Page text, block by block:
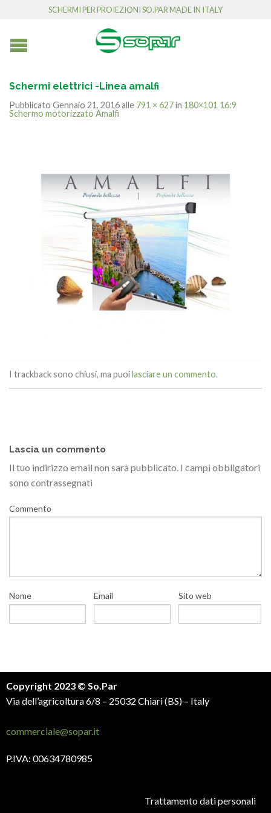
SCHERMI PER PROIEZIONI SO.PAR MADE IN ITALY
Schermi elettrici -Linea amalfi
Pubblicato Gennaio 21, 2016alle 791 × 627in 180×101 16:9
Schermo motorizzato Amalfi
I trackback sono chiusi, ma puoilasciare un commento.
Lascia un commento
Il tuo indirizzo email non sarà pubblicato. I campi obbligatori
sono contrassegnati
Commento
Nome Email Sito web
Copyright 2023 © So.Par
Via dell’agricoltura 6/8 – 25032 Chiari (BS) – Italy
commerciale@sopar.it
P.IVA: 00634780985
Trattamento dati personali